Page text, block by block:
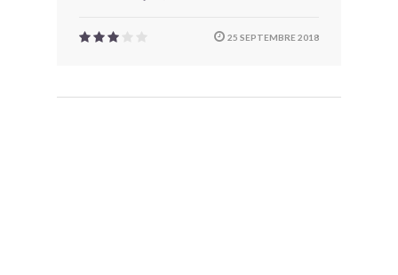
25 SEPTEMBRE 2018